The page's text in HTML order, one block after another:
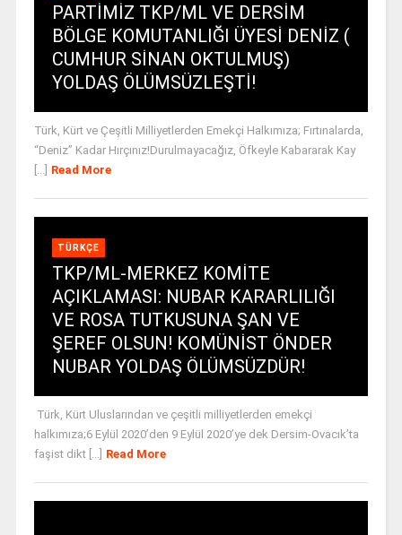
PARTİMİZ TKP/ML VE DERSİM
BÖLGE KOMUTANLIĞI ÜYESİ DENİZ (
CUMHUR SİNAN OKTULMUŞ)
YOLDAŞ ÖLÜMSÜZLEŞTİ!
Türk, Kürt ve Çeşitli Milliyetlerden Emekçi Halkımıza; Fırtınalarda,
“Deniz” Kadar Hırçınız!Durulmayacağız, Öfkeyle Kabararak Kay
Read More
TÜRKÇE
TKP/ML-MERKEZ KOMİTE
AÇIKLAMASI: NUBAR KARARLILIĞI
VE ROSA TUTKUSUNA ŞAN VE
ŞEREF OLSUN! KOMÜNİST ÖNDER
NUBAR YOLDAŞ ÖLÜMSÜZDÜR!
Türk, Kürt Uluslarından ve çeşitli milliyetlerden emekçi
halkımıza;6 Eylül 2020’den 9 Eylül 2020’ye dek Dersim-Ovacık’ta
faşist dikt [...]
Read More